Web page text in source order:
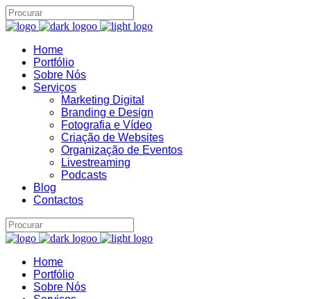
Home
Portfólio
Sobre Nós
Serviços
Marketing Digital
Branding e Design
Fotografia e Vídeo
Criação de Websites
Organização de Eventos
Livestreaming
Podcasts
Blog
Contactos
Home
Portfólio
Sobre Nós
B22
Brand22 Assistente
Online